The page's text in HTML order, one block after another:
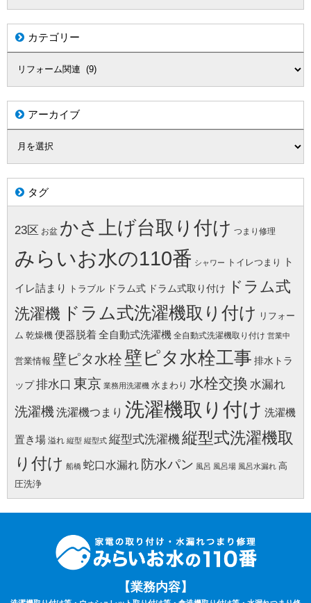
カテゴリー
アーカイブ
タグ
23区 お盆 かさ上げ台取り付け つまり修理
みらいお水の110番 シャワー トイレつまり ト
イレ詰まり トラブル ドラム式 ドラム式取り付け
ドラム式
洗濯機 ドラム式洗濯機取り付け リフォー
ム 乾燥機 便器脱着全自動式洗濯機 全自動式洗濯機取り付け 営業中
営業情報 壁ピタ水栓 壁ピタ水栓工事 排水トラ
ップ排水口 東京 業務用洗濯機 水まわり 水栓交換 水漏れ
洗濯機 洗濯機つまり 洗濯機取り付け 洗濯機
置き場 溢れ 縦型 縦型式 縦型式洗濯機縦型式洗濯機取
り付け 船橋 蛇口水漏れ 防水パン 風呂 風呂場 風呂水漏れ 高
圧洗浄
【業務内容】